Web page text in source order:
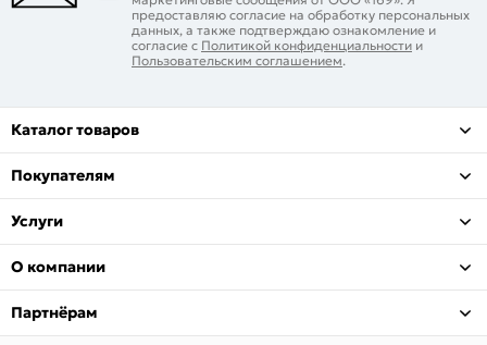
предоставляю согласие на обработку персональных
данных, а также подтверждаю ознакомление и
согласие с Политикой конфиденциальности и
Пользовательским соглашением.
Каталог товаров
Покупателям
Услуги
О компании
Партнёрам